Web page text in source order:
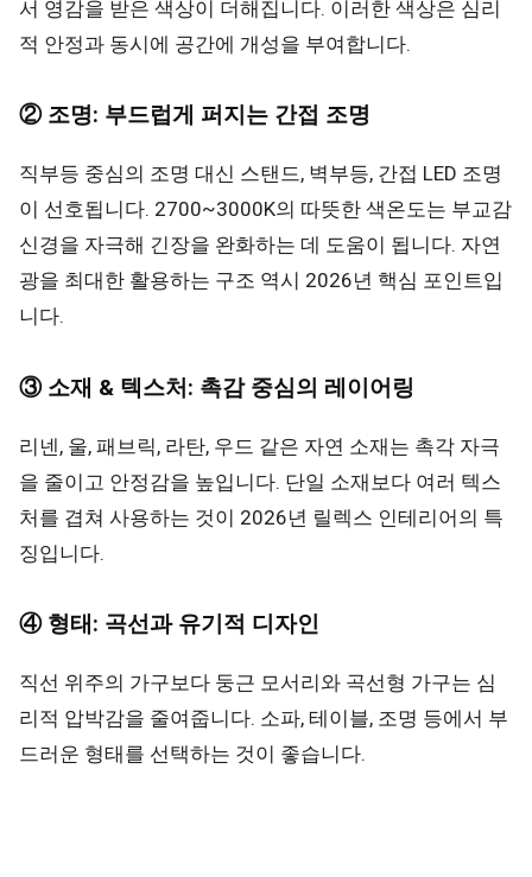
서 영감을 받은 색상이 더해집니다. 이러한 색상은 심리
적 안정과 동시에 공간에 개성을 부여합니다.
② 조명: 부드럽게 퍼지는 간접 조명
직부등 중심의 조명 대신 스탠드, 벽부등, 간접 LED 조명
이 선호됩니다. 2700~3000K의 따뜻한 색온도는 부교감
신경을 자극해 긴장을 완화하는 데 도움이 됩니다. 자연
광을 최대한 활용하는 구조 역시 2026년 핵심 포인트입
니다.
③ 소재 & 텍스처: 촉감 중심의 레이어링
리넨, 울, 패브릭, 라탄, 우드 같은 자연 소재는 촉각 자극
을 줄이고 안정감을 높입니다. 단일 소재보다 여러 텍스
처를 겹쳐 사용하는 것이 2026년 릴렉스 인테리어의 특
징입니다.
④ 형태: 곡선과 유기적 디자인
직선 위주의 가구보다 둥근 모서리와 곡선형 가구는 심
리적 압박감을 줄여줍니다. 소파, 테이블, 조명 등에서 부
드러운 형태를 선택하는 것이 좋습니다.